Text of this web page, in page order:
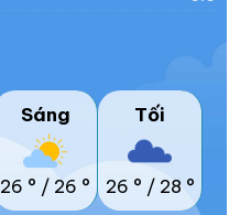
Sáng
26 ° / 26 °
Tối
26 ° / 28 °